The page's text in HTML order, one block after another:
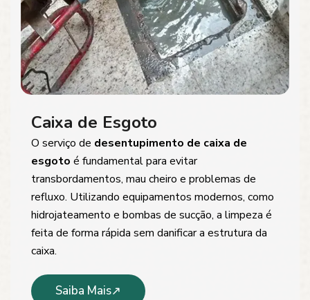
Caixa de Esgoto
O serviço de desentupimento de caixa de
esgoto é fundamental para evitar
transbordamentos, mau cheiro e problemas de
refluxo. Utilizando equipamentos modernos, como
hidrojateamento e bombas de sucção, a limpeza é
feita de forma rápida sem danificar a estrutura da
caixa.
Saiba Mais